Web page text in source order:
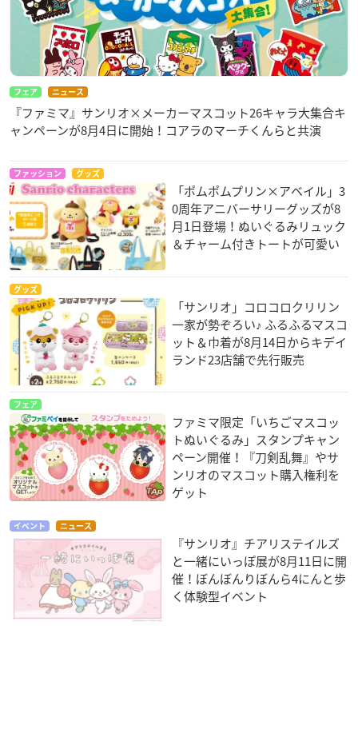
フェア ニュース
『ファミマ』サンリオ×メーカーマスコット26キャラ大集合キ
ャンペーンが8月4日に開始！コアラのマーチくんらと共演
ファッション グッズ
「ポムポムプリン×アベイル」3
0周年アニバーサリーグッズが8
月1日登場！ぬいぐるみリュック
＆チャーム付きトートが可愛い
グッズ
「サンリオ」コロコロクリリン
一家が勢ぞろい♪ ふるふるマスコ
ット＆巾着が8月14日からキデイ
ランド23店舗で先行販売
フェア
ファミマ限定「いちごマスコッ
トぬいぐるみ」スタンプキャン
ペーン開催！『刀剣乱舞』やサ
ンリオのマスコット購入権利を
ゲット
イベント ニュース
『サンリオ』チアリステイルズ
と一緒にいっぽ展が8月11日に開
催！ぼんぼんりぼんら4にんと歩
く体験型イベント